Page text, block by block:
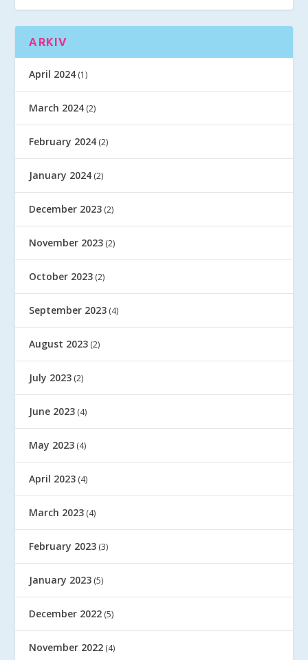
ARKIV
April 2024 (1)
March 2024 (2)
February 2024 (2)
January 2024 (2)
December 2023 (2)
November 2023 (2)
October 2023 (2)
September 2023 (4)
August 2023 (2)
July 2023 (2)
June 2023 (4)
May 2023 (4)
April 2023 (4)
March 2023 (4)
February 2023 (3)
January 2023 (5)
December 2022 (5)
November 2022 (4)